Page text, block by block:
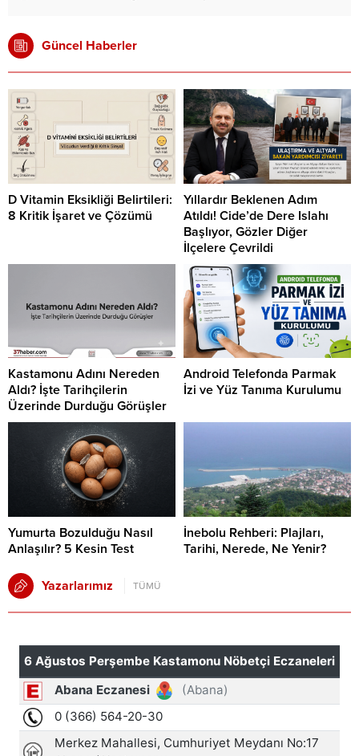
Güncel Haberler
D Vitamin Eksikliği Belirtileri:
8 Kritik İşaret ve Çözümü
Yıllardır Beklenen Adım
Atıldı! Cide’de Dere Islahı
Başlıyor, Gözler Diğer
İlçelere Çevrildi
Kastamonu Adını Nereden
Aldı? İşte Tarihçilerin
Üzerinde Durduğu Görüşler
Android Telefonda Parmak
İzi ve Yüz Tanıma Kurulumu
Yumurta Bozulduğu Nasıl
Anlaşılır? 5 Kesin Test
İnebolu Rehberi: Plajları,
Tarihi, Nerede, Ne Yenir?
Yazarlarımız TÜMÜ